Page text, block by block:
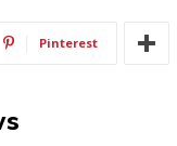
Pinterest